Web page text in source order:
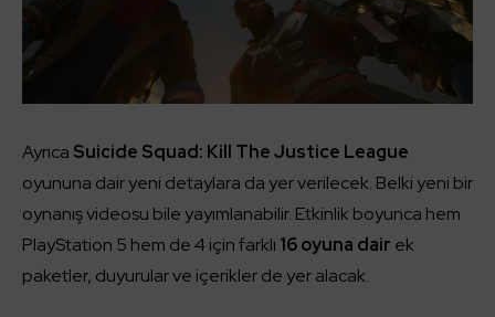
Ayrıca Suicide Squad: Kill The Justice League
oyununa dair yeni detaylara da yer verilecek. Belki yeni bir
oynanış videosu bile yayımlanabilir. Etkinlik boyunca hem
PlayStation 5 hem de 4 için farklı 16 oyuna dair ek
paketler, duyurular ve içerikler de yer alacak.